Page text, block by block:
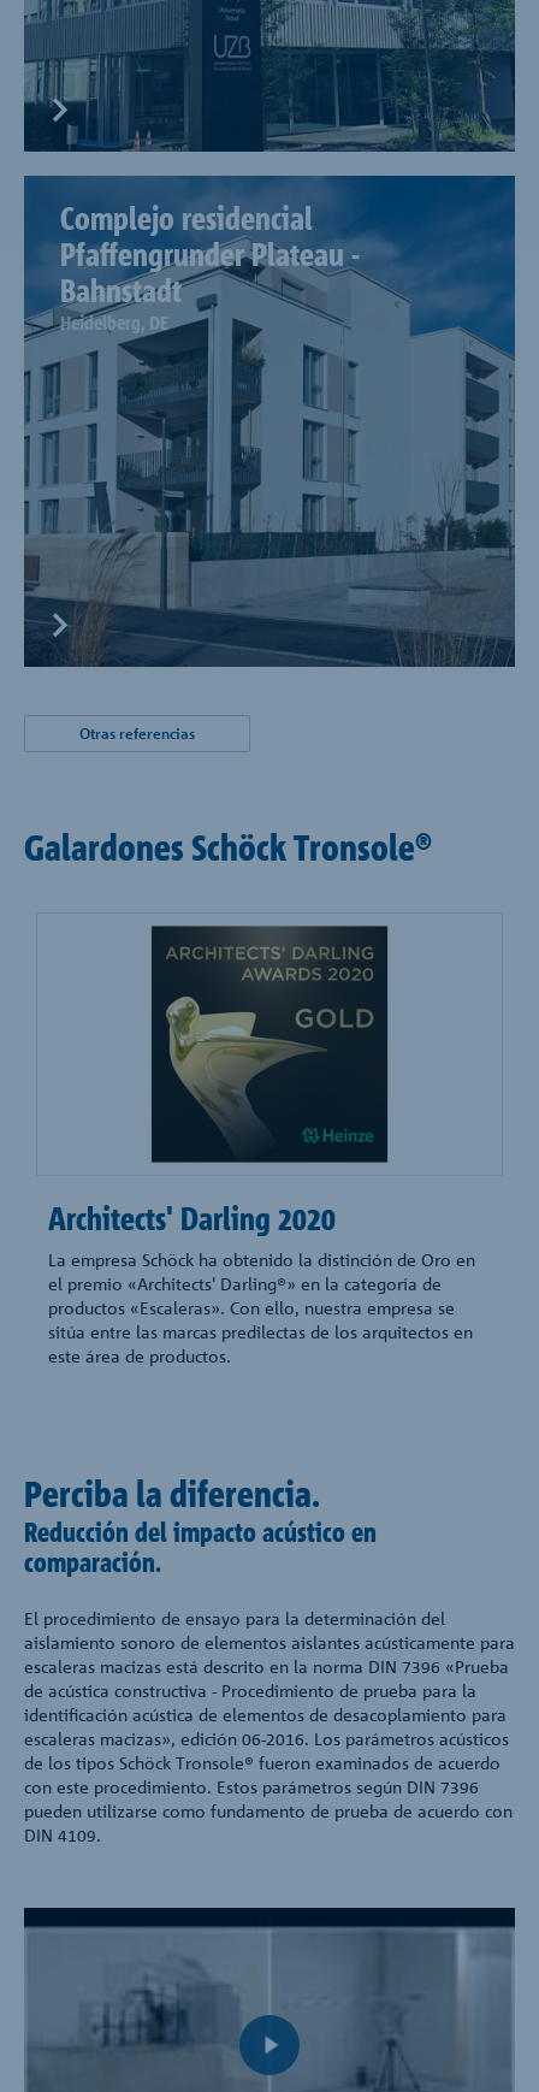
Complejo residencial
Pfaffengrunder Plateau -
Bahnstadt
Heidelberg, DE
Otras referencias
Galardones Schöck Tronsole®
Architects' Darling 2020
La empresa Schöck ha obtenido la distinción de Oro en
el premio «Architects' Darling®» en la categoría de
productos «Escaleras». Con ello, nuestra empresa se
sitúa entre las marcas predilectas de los arquitectos en
este área de productos.
Perciba la diferencia.
Reducción del impacto acústico en
comparación.
El procedimiento de ensayo para la determinación del
aislamiento sonoro de elementos aislantes acústicamente para
escaleras macizas está descrito en la norma DIN 7396 «Prueba
de acústica constructiva - Procedimiento de prueba para la
identificación acústica de elementos de desacoplamiento para
escaleras macizas», edición 06-2016. Los parámetros acústicos
de los tipos Schöck Tronsole® fueron examinados de acuerdo
con este procedimiento. Estos parámetros según DIN 7396
pueden utilizarse como fundamento de prueba de acuerdo con
DIN 4109.